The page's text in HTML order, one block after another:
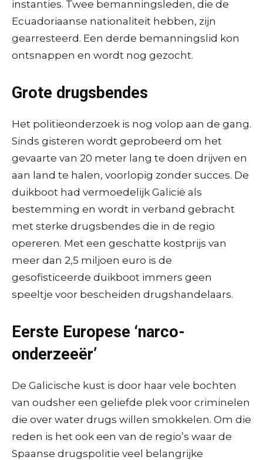
instanties. Twee bemanningsleden, die de
Ecuadoriaanse nationaliteit hebben, zijn
gearresteerd. Een derde bemanningslid kon
ontsnappen en wordt nog gezocht.
Grote drugsbendes
Het politieonderzoek is nog volop aan de gang.
Sinds gisteren wordt geprobeerd om het
gevaarte van 20 meter lang te doen drijven en
aan land te halen, voorlopig zonder succes. De
duikboot had vermoedelijk Galicië als
bestemming en wordt in verband gebracht
met sterke drugsbendes die in de regio
opereren. Met een geschatte kostprijs van
meer dan 2,5 miljoen euro is de
gesofisticeerde duikboot immers geen
speeltje voor bescheiden drugshandelaars.
Eerste Europese ‘narco-
onderzeeër’
De Galicische kust is door haar vele bochten
van oudsher een geliefde plek voor criminelen
die over water drugs willen smokkelen. Om die
reden is het ook een van de regio’s waar de
Spaanse drugspolitie veel belangrijke